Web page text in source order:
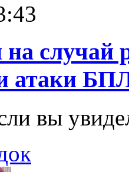
случай
атаки
вы